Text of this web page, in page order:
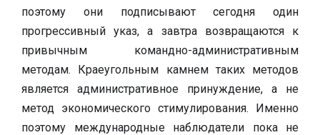
поэтому они подписывают сегодня один
прогрессивный указ, а завтра возвращаются к
привычным командно-административным
методам. Краеугольным камнем таких методов
является административное принуждение, а не
метод экономического стимулирования. Именно
поэтому международные наблюдатели пока не